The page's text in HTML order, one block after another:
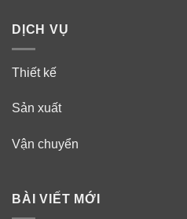
DỊCH VỤ
Thiết kế
Sản xuất
Vận chuyển
BÀI VIẾT MỚI